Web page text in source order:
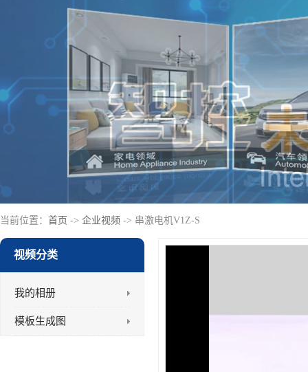
当前位置： 首页 -> 企业视频 -> 串激电机V1Z-S
视频分类
我的相册
模板生成图